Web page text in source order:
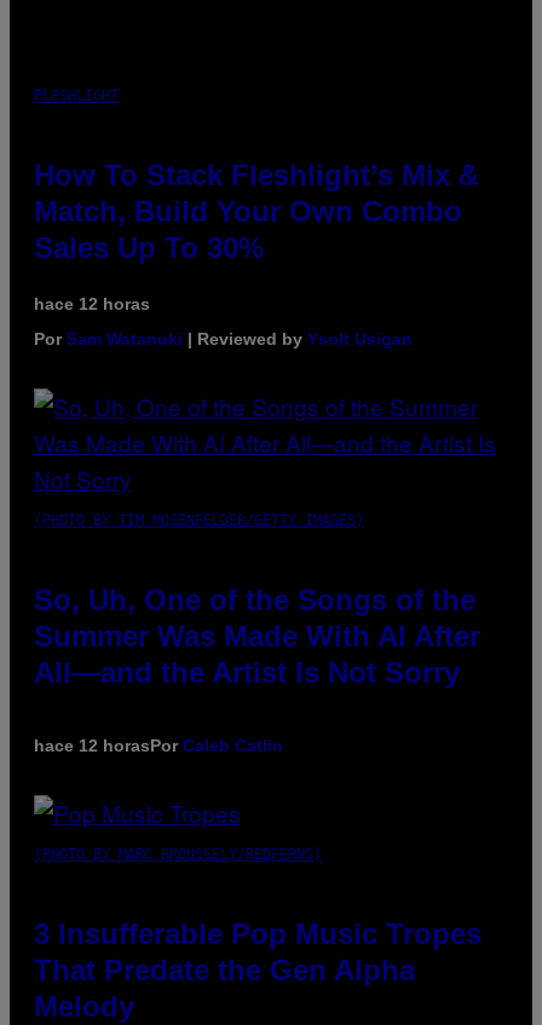
FLESHLIGHT
How To Stack Fleshlight’s Mix &
Match, Build Your Own Combo
Sales Up To 30%
hace 12 horas
PorSam Watanuki | Reviewed by Ysolt Usigan
(PHOTO BY TIM MOSENFELDER/GETTY IMAGES)
So, Uh, One of the Songs of the
Summer Was Made With AI After
All—and the Artist Is Not Sorry
hace 12 horasPorCaleb Catlin
(PHOTO BY MARC BROUSSELY/REDFERNS)
3 Insufferable Pop Music Tropes
That Predate the Gen Alpha
Melody